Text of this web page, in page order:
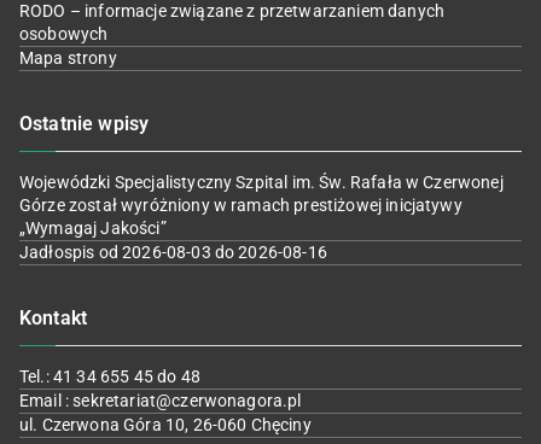
RODO – informacje związane z przetwarzaniem danych
osobowych
Mapa strony
Ostatnie wpisy
Wojewódzki Specjalistyczny Szpital im. Św. Rafała w Czerwonej
Górze został wyróżniony w ramach prestiżowej inicjatywy
„Wymagaj Jakości”
Jadłospis od 2026-08-03 do 2026-08-16
Kontakt
Tel.: 41 34 655 45 do 48
Email : sekretariat@czerwonagora.pl
ul. Czerwona Góra 10, 26-060 Chęciny